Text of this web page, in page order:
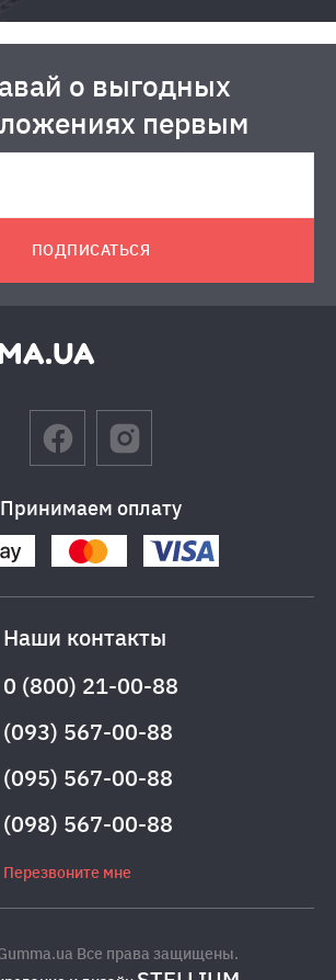
о выгодных
первым
ПОДПИСАТЬСЯ
Принимаем оплату
Наши контакты
0 (800) 21-00-88
(093) 567-00-88
(095) 567-00-88
(098) 567-00-88
Перезвоните мне
Все права защищены.